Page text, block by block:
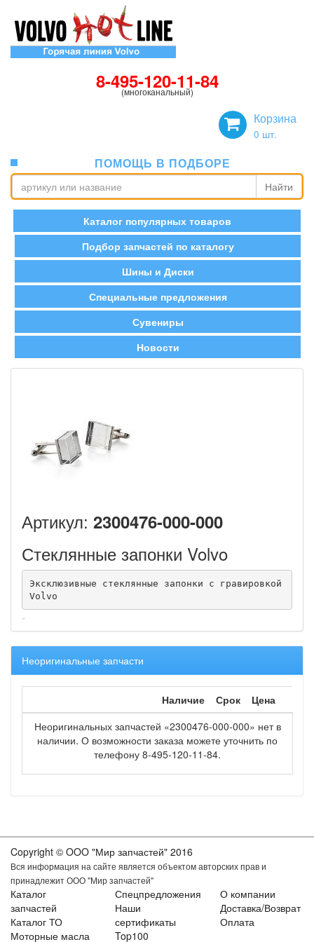
8-495-120-11-84
(многоканальный)
Корзина
0 шт.
ПОМОЩЬ В ПОДБОРЕ
Найти
Каталог популярных товаров
Подбор запчастей по каталогу
Шины и Диски
Специальные предложения
Сувениры
Новости
Артикул: 2300476-000-000
Стеклянные запонки Volvo
Эксклюзивные стеклянные запонки с гравировкой
Volvo
Неоригинальные запчасти
Наличие Срок
Цена
Неоригинальных запчастей «2300476-000-000» нет в
наличии. О возможности заказа можете уточнить по
телефону 8-495-120-11-84.
Copyright © OOO "Мир запчастей" 2016
Вся информация на сайте является объектом авторских прав и
принадлежит ООО "Мир запчастей"
Каталог
запчастей
Каталог ТО
Моторные масла
Спецпредложения
Наши
сертификаты
Top100
О компании
Доставка/Возврат
Оплата